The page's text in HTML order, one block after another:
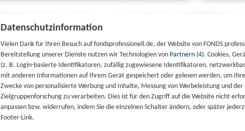
Datenschutzinformation
Vielen Dank für Ihren Besuch auf fondsprofessionell.de, der Website von FONDS
Bereitstellung unserer Dienste nutzen wir Technologien von Partnern (4). Cookies,
(z. B. Login-basierte Identifikatoren, zufällig zugewiesene Identifikatoren,
mit anderen Informationen auf Ihrem Gerät gespeichert oder gelesen werden, um
Zwecke von personalisierte Werbung und Inhalte, Messung von Werbeleistung und
Zielgruppenforschung zu verarbeiten. Dies ist für den Zugriff auf die Website nicht
anpassen bzw. widerrufen, indem Sie die einzelnen Schalter ändern, oder später
Footer-Link.